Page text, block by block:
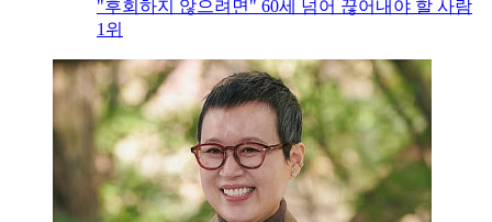
"후회하지 않으려면" 60세 넘어 끊어내야 할 사람
1위